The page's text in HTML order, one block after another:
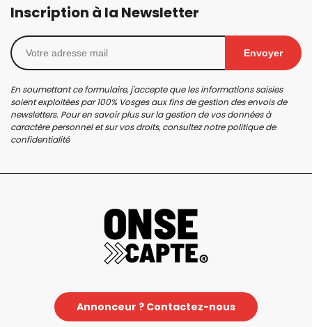
Inscription à la Newsletter
Envoyer
En soumettant ce formulaire, j'accepte que les informations saisies
soient exploitées par 100% Vosges aux fins de gestion des envois de
newsletters. Pour en savoir plus sur la gestion de vos données à
caractère personnel et sur vos droits, consultez notrepolitique de
confidentialité
Annonceur ? Contactez-nous